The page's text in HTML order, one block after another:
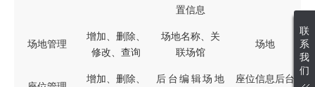
置信息
场地管理
增加、删除、
修改、查询
场地名称、关
联场馆
场地
增加、删除、
后台编辑场地
座位信息后台
联
系
我
们